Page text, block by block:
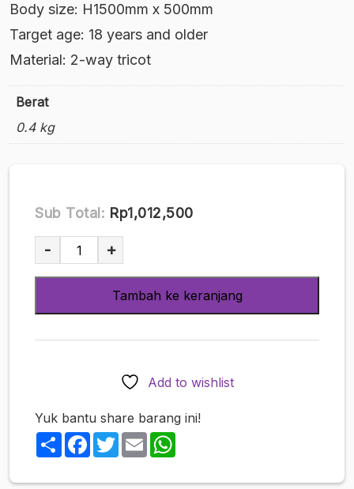
Body size: H1500mm x 500mm
Target age: 18 years and older
Material: 2-way tricot
Berat
0.4 kg
Sub Total: Rp1,012,500
Kuantitas
Tamatoys
-
Air
Yonezo
- +
Tambah ke keranjang
Add to wishlist
Yuk bantu share barang ini!
ShareFacebook
TwitterEmail